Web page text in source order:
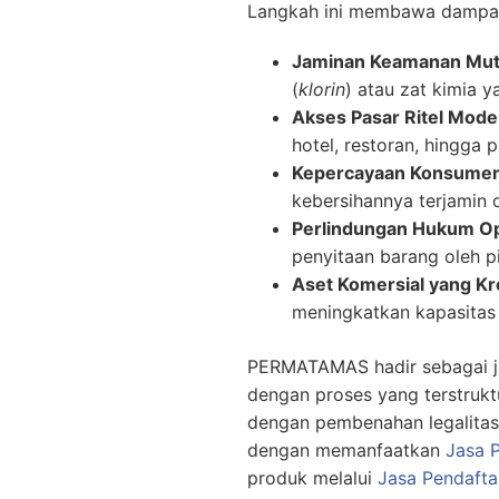
Langkah ini membawa
Jaminan Keamanan
(klorin) atau zat kimia
Akses Pasar Ritel
hotel, restoran, hingga
Kepercayaan
kebersihannya terjamin
Perlindungan Hukum
penyitaan barang oleh
Aset Komersial yang
meningkatkan
PERMATAMAS hadir
dengan proses yang
dengan pembenahan
dengan memanfaatkan Jasa
produk melalui Jasa